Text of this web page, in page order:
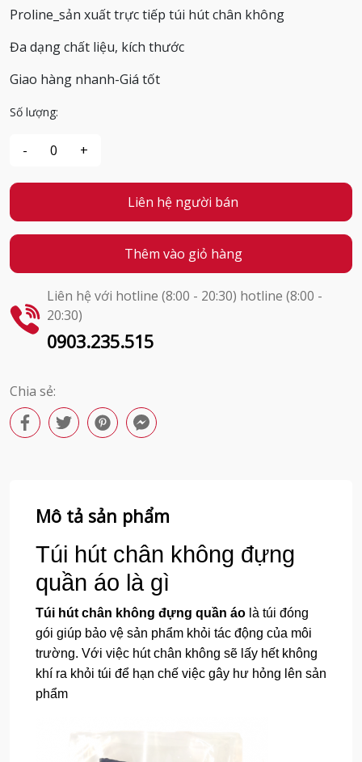
Proline_sản xuất trực tiếp túi hút chân không
Đa dạng chất liệu, kích thước
Giao hàng nhanh-Giá tốt
Số lượng:
Liên hệ người bán
Thêm vào giỏ hàng
Liên hệ với hotline (8:00 - 20:30) hotline (8:00 -
20:30)
0903.235.515
Chia sẻ:
Mô tả sản phẩm
Túi hút chân không đựng
quần áo là gì
Túi hút chân không đựng quần áo là túi đóng
gói giúp bảo vệ sản phẩm khỏi tác động của môi
trường. Với việc hút chân không sẽ lấy hết không
khí ra khỏi túi để hạn chế việc gây hư hỏng lên sản
phẩm